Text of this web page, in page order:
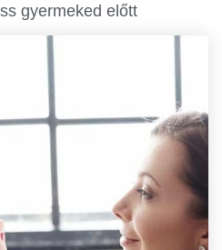
gyermeked előtt